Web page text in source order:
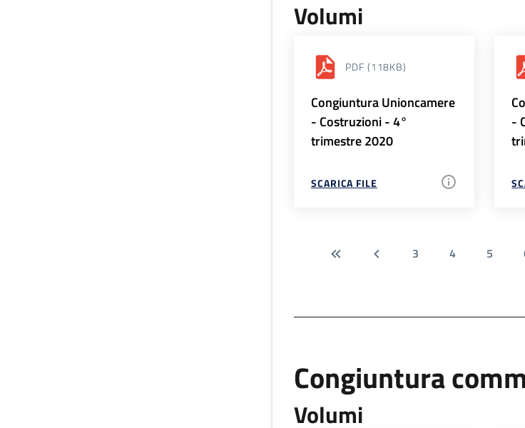
Volumi
PDF (118KB)
Congiuntura Unioncamere
- Costruzioni - 4°
trimestre 2020
SCARICA FILE
-
3 4 5
Congiuntura
Volumi